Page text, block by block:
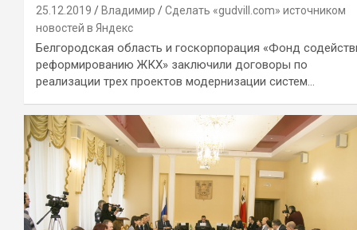
25.12.2019 Владимир
Сделать «gudvill.com» источником
новостей в Яндекс
Белгородская область и госкорпорация «Фонд
реформированию ЖКХ» заключили договоры по
реализации трех проектов модернизации систем…